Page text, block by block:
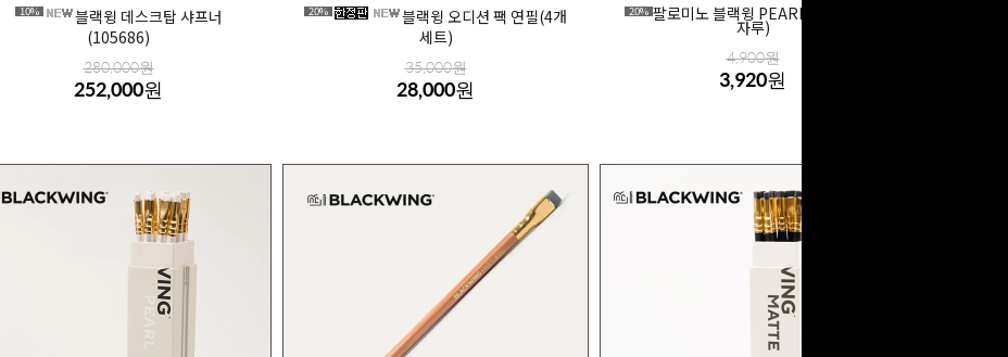
10%
블랙윙 데스크탑 샤프너
(105686)
280,000원
252,000원
20%
블랙윙 오디션 팩 연필(4개
세트)
35,000원
28,000원
20% 팔로미노 블랙윙 PEARL 연필 (3B/1
자루)
4,900원
3,920원